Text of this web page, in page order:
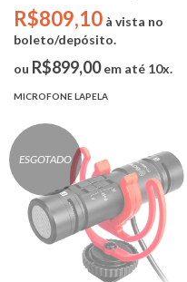
Lightning - Boya BY-V4D (4TX
/ 1 RX / Case Carregamento )
R$809,10 à vista no
boleto/depósito.
ou R$899,00em até 10x.
MICROFONE LAPELA
ESGOTADO